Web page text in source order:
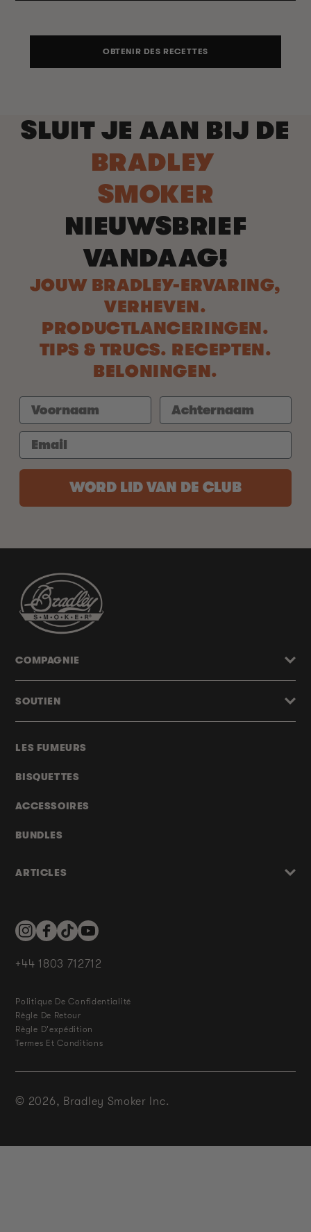
OBTENIR DES RECETTES
SLUIT JE AAN BIJ DE
BRADLEY
SMOKER
NIEUWSBRIEF
VANDAAG!
JOUW BRADLEY-ERVARING,
VERHEVEN.
PRODUCTLANCERINGEN.
TIPS & TRUCS. RECEPTEN.
BELONINGEN.
WORD LID VAN DE CLUB
LES FUMEURS
BISQUETTES
ACCESSOIRES
BUNDLES
ARTICLES
COMPAGNIE
SOUTIEN
InstagramFacebookTikTokYouTube
+44 1803 712712
Politique De Confidentialité
Règle De Retour
Règle D'expédition
Termes Et Conditions
© 2026, Bradley Smoker Inc.